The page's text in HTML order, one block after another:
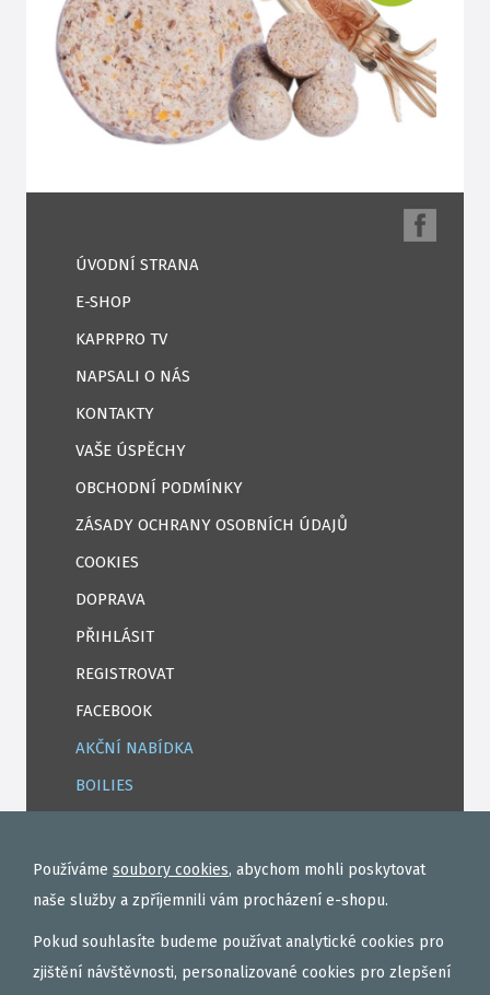
ÚVODNÍ STRANA
E-SHOP
KAPRPRO TV
NAPSALI O NÁS
KONTAKTY
VAŠE ÚSPĚCHY
OBCHODNÍ PODMÍNKY
ZÁSADY OCHRANY OSOBNÍCH ÚDAJŮ
COOKIES
DOPRAVA
PŘIHLÁSIT
REGISTROVAT
FACEBOOK
AKČNÍ NABÍDKA
BOILIES
TEKUTÉ
OBALOVAČKY
VAŘENÝ PARTIKL
BIŽUTERIE NA MONTÁŽE
Používáme soubory cookies, abychom mohli poskytovat
naše služby a zpříjemnili vám procházení e-shopu.
Pokud souhlasíte budeme používat analytické cookies pro
zjištění návštěvnosti, personalizované cookies pro zlepšení